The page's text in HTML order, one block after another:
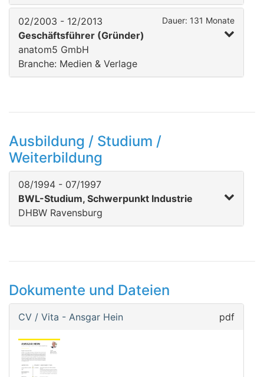
02/2003 - 12/2013 Dauer: 131 Monate
Geschäftsführer (Gründer)
anatom5 GmbH
Branche: Medien & Verlage
Ausbildung / Studium /
Weiterbildung
08/1994 - 07/1997
BWL-Studium, Schwerpunkt Industrie
DHBW Ravensburg
Dokumente und Dateien
CV / Vita - Ansgar Hein pdf